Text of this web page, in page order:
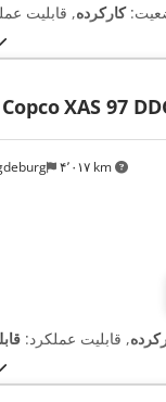
کارکرده, قابلیت
۴٬۰۱۷ km
XAS 97
, قابلیت عملکرد: